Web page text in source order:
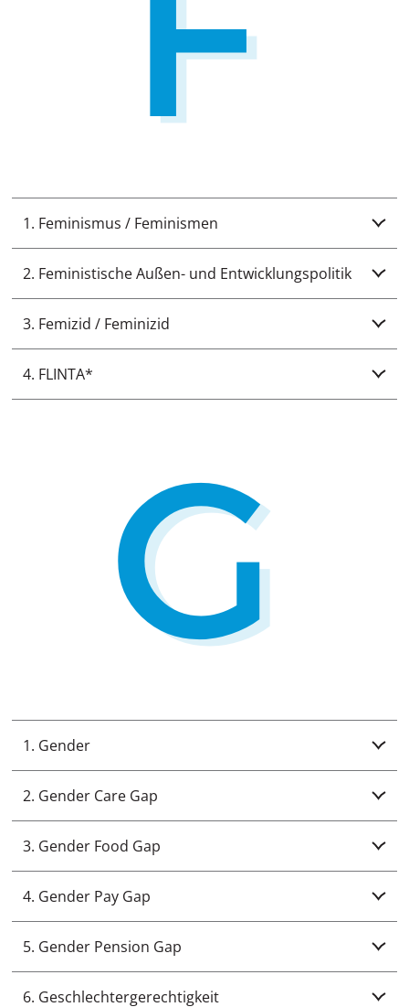
1. Feminismus / Feminismen
2. Feministische Außen- und Entwicklungspolitik
3. Femizid / Feminizid
4. FLINTA*
1. Gender
2. Gender Care Gap
3. Gender Food Gap
4. Gender Pay Gap
5. Gender Pension Gap
6. Geschlechtergerechtigkeit